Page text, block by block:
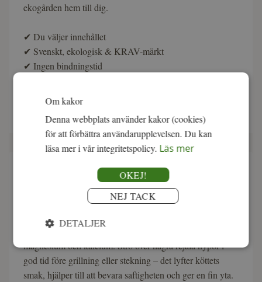
Om vårt köttsalt
Vårt köttsalt är ett naturligt havssalt från de 3 000 år gamla
saltbäddarna i Trapani på Sicilien. Oraffinerat, lätt fuktigt
och rikt på naturliga mineraler som jod, kalium,
magnesium och kalcium. Strö över några rejäla nypor i
god tid före grillning eller stekning – det lyfter köttets
smak, hjälper till att bevara saftigheten och ger en fin yta.
ekogården hem till dig.
✔ Du väljer innehållet
✔ Svenskt, ekologisk & KRAV-märkt
✔ Ingen bindningstid
fr. 1 495:-
Om kakor
Denna webbplats använder kakor (cookies)
för att förbättra användarupplevelsen. Du kan
läsa mer i vår integritetspolicy. Läs mer
OKEJ!
NEJ TACK
DETALJER